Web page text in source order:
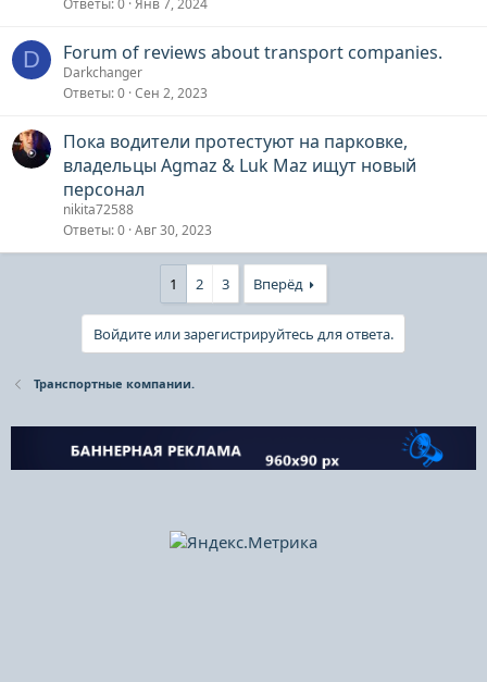
Ответы 0 Янв 7, 2024
D Forum of reviews about transport companies.
Darkchanger
Ответы 0 Сен 2, 2023
Пока водители протестуют на парковке,
владельцы Agmaz & Luk Maz ищут новый
персонал
nikita72588
Ответы 0 Авг 30, 2023
1 2 3 Вперёд
Войдите или зарегистрируйтесь для ответа.
Транспортные компании.